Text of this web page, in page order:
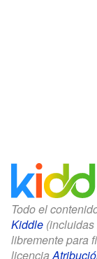
Todo el
Kiddle
libremente para
licencia